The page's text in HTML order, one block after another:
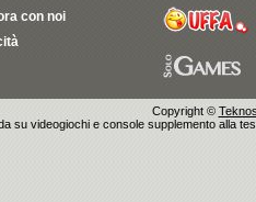
con noi
Copyright ©
su videogiochi e console supplemento alla